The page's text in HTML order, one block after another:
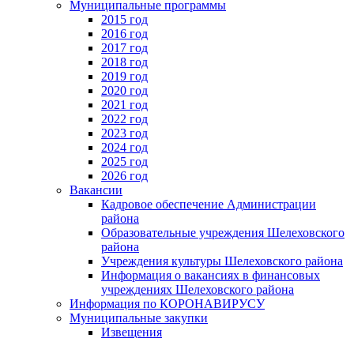
Муниципальные программы
2015 год
2016 год
2017 год
2018 год
2019 год
2020 год
2021 год
2022 год
2023 год
2024 год
2025 год
2026 год
Вакансии
Кадровое обеспечение Администрации
района
Образовательные учреждения Шелеховского
района
Учреждения культуры Шелеховского района
Информация о вакансиях в финансовых
учреждениях Шелеховского района
Информация по КОРОНАВИРУСУ
Муниципальные закупки
Извещения